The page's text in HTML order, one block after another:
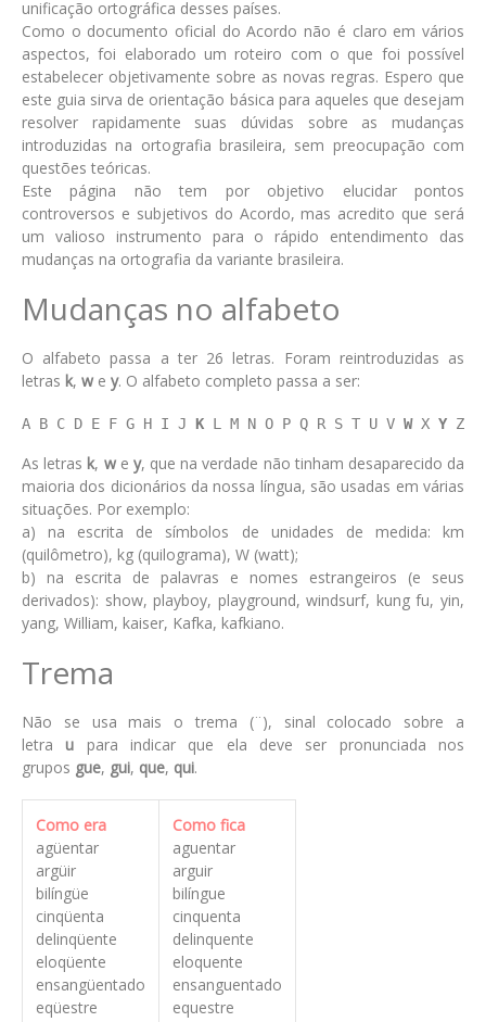
unificação ortográfica desses países.
Como o documento oficial do Acordo não é claro em vários
aspectos, foi elaborado um roteiro com o que foi possível
estabelecer objetivamente sobre as novas regras. Espero que
este guia sirva de orientação básica para aqueles que desejam
resolver rapidamente suas dúvidas sobre as mudanças
introduzidas na ortografia brasileira, sem preocupação com
questões teóricas.
Este página não tem por objetivo elucidar pontos
controversos e subjetivos do Acordo, mas acredito que será
um valioso instrumento para o rápido entendimento das
mudanças na ortografia da variante brasileira.
Mudanças no alfabeto
O alfabeto passa a ter 26 letras. Foram reintroduzidas as
letras k, w e y. O alfabeto completo passa a ser:
A B C D E F G H I J K L M N O P Q R S T U V W X Y Z
As letras k, we y, que na verdade não tinham desaparecido da
maioria dos dicionários da nossa língua, são usadas em várias
situações. Por exemplo:
a) na escrita de símbolos de unidades de medida: km
(quilômetro), kg (quilograma), W (watt);
b) na escrita de palavras e nomes estrangeiros (e seus
derivados): show, playboy, playground, windsurf, kung fu, yin,
yang, William, kaiser, Kafka, kafkiano.
Trema
Não se usa mais o trema (¨), sinal colocado sobre a
letra u para indicar que ela deve ser pronunciada nos
grupos gue, gui, que, qui.
Como era
agüentar
argüir
bilíngüe
cinqüenta
delinqüente
eloqüente
ensangüentado
eqüestre
Como fica
aguentar
arguir
bilíngue
cinquenta
delinquente
eloquente
ensanguentado
equestre